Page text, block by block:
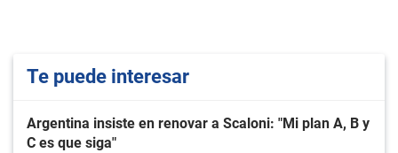
Te puede interesar
Argentina insiste en renovar a Scaloni: "Mi plan A, B y
C es que siga"